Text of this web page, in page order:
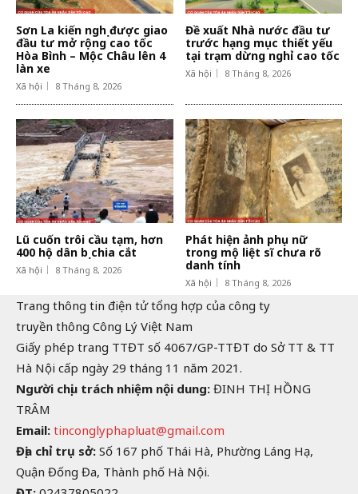
Sơn La kiến nghị được giao
đầu tư mở rộng cao tốc
Hòa Bình – Mộc Châu lên 4
làn xe
Xã hội 8 Tháng 8, 2026
Đề xuất Nhà nước đầu tư
trước hạng mục thiết yếu
tại trạm dừng nghỉ cao tốc
Xã hội 8 Tháng 8, 2026
Lũ cuốn trôi cầu tạm, hơn
400 hộ dân bị chia cắt
Xã hội 8 Tháng 8, 2026
Phát hiện ảnh phụ nữ
trong mộ liệt sĩ chưa rõ
danh tính
Xã hội 8 Tháng 8, 2026
Trang thông tin điện tử tổng hợp của công ty
truyền thông Công Lý Việt Nam
Giấy phép trang TTĐT số 4067/GP-TTĐT do Sở TT & TT
Hà Nội cấp ngày 29 tháng 11 năm 2021.
Người chịu trách nhiệm nội dung: ĐINH THỊ HỒNG
TRÂM
Email: tinconglyphapluat@gmail.com
Địa chỉ trụ sở: Số 167 phố Thái Hà, Phường Láng Hạ,
Quận Đống Đa, Thành phố Hà Nội.